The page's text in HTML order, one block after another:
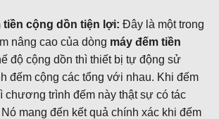
cộng dồn tiện lợi: Đây là một trong
nâng cao của dòng máy đếm tiền
độ cộng dồn thì thiết bị tự động sử
đếm cộng các tổng với nhau. Khi đếm
chương trình đếm này thật sự có tác
mang đến kết quả chính xác khi đếm